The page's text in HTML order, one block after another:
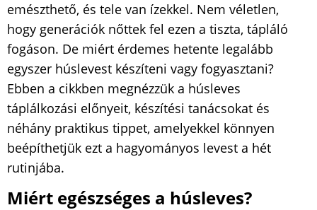
emészthető, és tele van ízekkel. Nem véletlen,
hogy generációk nőttek fel ezen a tiszta, tápláló
fogáson. De miért érdemes hetente legalább
egyszer húslevest készíteni vagy fogyasztani?
Ebben a cikkben megnézzük a húsleves
táplálkozási előnyeit, készítési tanácsokat és
néhány praktikus tippet, amelyekkel könnyen
beépíthetjük ezt a hagyományos levest a hét
rutinjába.
Miért egészséges a húsleves?